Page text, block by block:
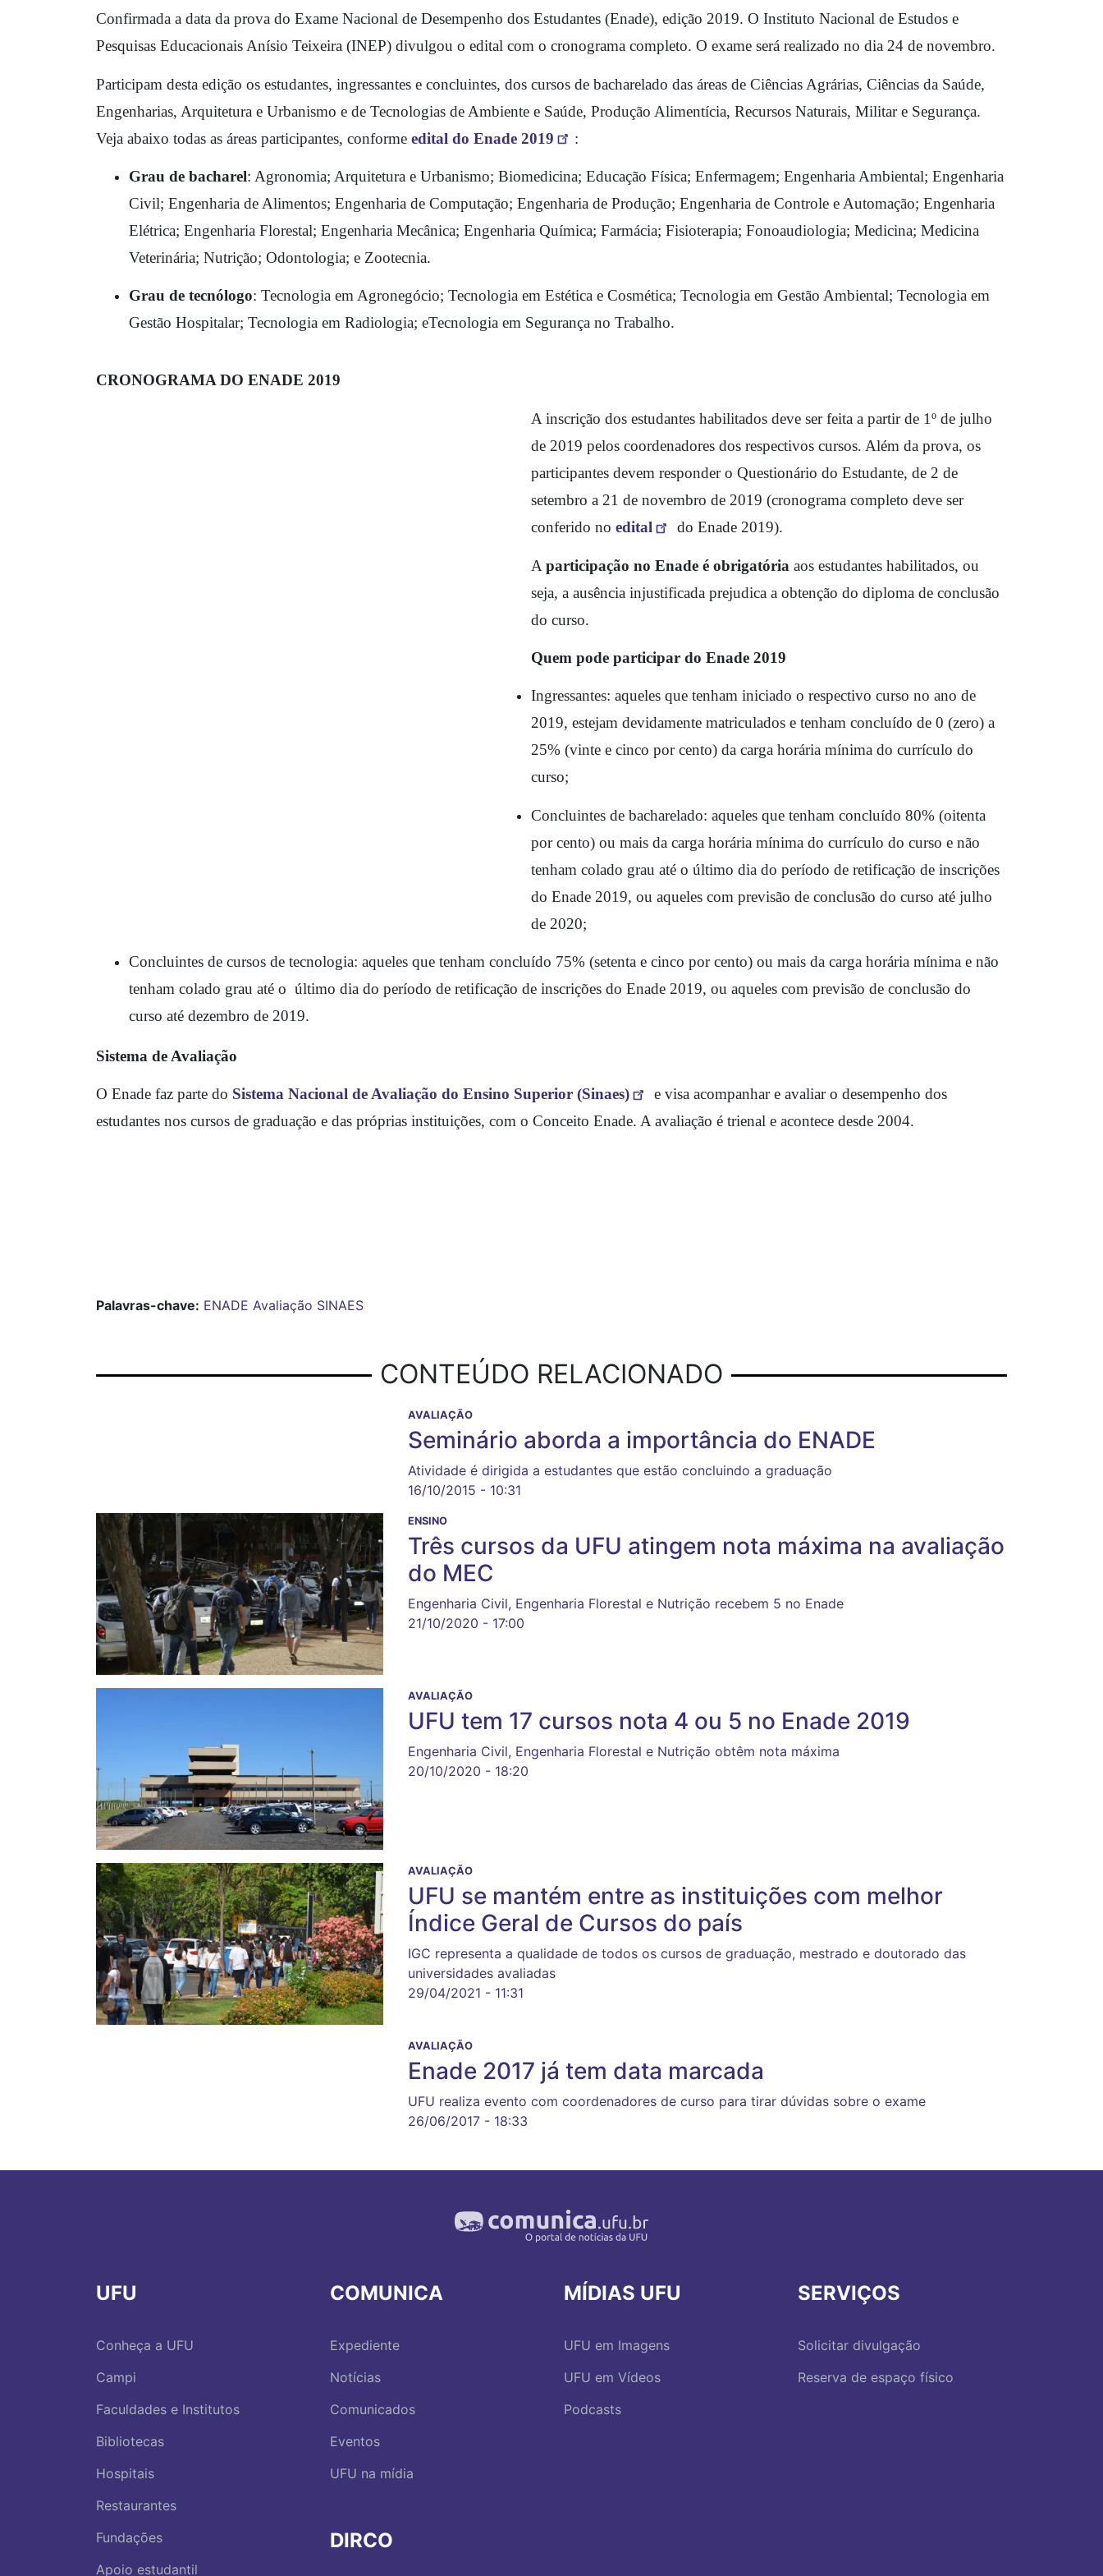
Confirmada a data da prova do Exame Nacional de Desempenho dos Estudantes (Enade), edição 2019. O Instituto Nacional de Estudos e
Pesquisas Educacionais Anísio Teixeira (INEP) divulgou o edital com o cronograma completo. O exame será realizado no dia 24 de novembro.
Participam desta edição os estudantes, ingressantes e concluintes, dos cursos de bacharelado das áreas de Ciências Agrárias, Ciências da Saúde,
Engenharias, Arquitetura e Urbanismo e de Tecnologias de Ambiente e Saúde, Produção Alimentícia, Recursos Naturais, Militar e Segurança.
Veja abaixo todas as áreas participantes, conforme edital do Enade 2019 :
Grau de bacharel: Agronomia; Arquitetura e Urbanismo; Biomedicina; Educação Física; Enfermagem; Engenharia Ambiental; Engenharia
Civil; Engenharia de Alimentos; Engenharia de Computação; Engenharia de Produção; Engenharia de Controle e Automação; Engenharia
Elétrica; Engenharia Florestal; Engenharia Mecânica; Engenharia Química; Farmácia; Fisioterapia; Fonoaudiologia; Medicina; Medicina
Veterinária; Nutrição; Odontologia; e Zootecnia.
Grau de tecnólogo: Tecnologia em Agronegócio; Tecnologia em Estética e Cosmética; Tecnologia em Gestão Ambiental; Tecnologia em
Gestão Hospitalar; Tecnologia em Radiologia; eTecnologia em Segurança no Trabalho.
CRONOGRAMA DO ENADE 2019
A inscrição dos estudantes habilitados deve ser feita a partir de 1º de julho
de 2019 pelos coordenadores dos respectivos cursos. Além da prova, os
participantes devem responder o Questionário do Estudante, de 2 de
setembro a 21 de novembro de 2019 (cronograma completo deve ser
conferido no edital do Enade 2019).
A participação no Enade é obrigatória aos estudantes habilitados, ou
seja, a ausência injustificada prejudica a obtenção do diploma de conclusão
do curso.
Quem pode participar do Enade 2019
Ingressantes: aqueles que tenham iniciado o respectivo curso no ano de
2019, estejam devidamente matriculados e tenham concluído de 0 (zero) a
25% (vinte e cinco por cento) da carga horária mínima do currículo do
curso;
Concluintes de bacharelado: aqueles que tenham concluído 80% (oitenta
por cento) ou mais da carga horária mínima do currículo do curso e não
tenham colado grau até o último dia do período de retificação de inscrições
do Enade 2019, ou aqueles com previsão de conclusão do curso até julho
de 2020;
Concluintes de cursos de tecnologia: aqueles que tenham concluído 75% (setenta e cinco por cento) ou mais da carga horária mínima e não
tenham colado grau até o  último dia do período de retificação de inscrições do Enade 2019, ou aqueles com previsão de conclusão do
curso até dezembro de 2019.
Sistema de Avaliação
O Enade faz parte do Sistema Nacional de Avaliação do Ensino Superior (Sinaes)
e visa acompanhar e avaliar o desempenho dos
estudantes nos cursos de graduação e das próprias instituições, com o Conceito Enade. A avaliação é trienal e acontece desde 2004.
Palavras-chave: ENADE Avaliação SINAES
CONTEÚDO RELACIONADO
AVALIAÇÃO
Seminário aborda a importância do ENADE
Atividade é dirigida a estudantes que estão concluindo a graduação
16/10/2015 - 10:31
ENSINO
Três cursos da UFU atingem nota máxima na avaliação
do MEC
Engenharia Civil, Engenharia Florestal e Nutrição recebem 5 no Enade
21/10/2020 - 17:00
AVALIAÇÃO
UFU tem 17 cursos nota 4 ou 5 no Enade 2019
Engenharia Civil, Engenharia Florestal e Nutrição obtêm nota máxima
20/10/2020 - 18:20
AVALIAÇÃO
UFU se mantém entre as instituições com melhor
Índice Geral de Cursos do país
IGC representa a qualidade de todos os cursos de graduação, mestrado e doutorado das
universidades avaliadas
29/04/2021 - 11:31
AVALIAÇÃO
Enade 2017 já tem data marcada
UFU realiza evento com coordenadores de curso para tirar dúvidas sobre o exame
26/06/2017 - 18:33
UFU
Conheça a UFU
Campi
Faculdades e Institutos
Bibliotecas
Hospitais
Restaurantes
Fundações
Apoio estudantil
COMUNICA
Expediente
Notícias
Comunicados
Eventos
UFU na mídia
DIRCO
MÍDIAS UFU
UFU em Imagens
UFU em Vídeos
Podcasts
SERVIÇOS
Solicitar divulgação
Reserva de espaço físico